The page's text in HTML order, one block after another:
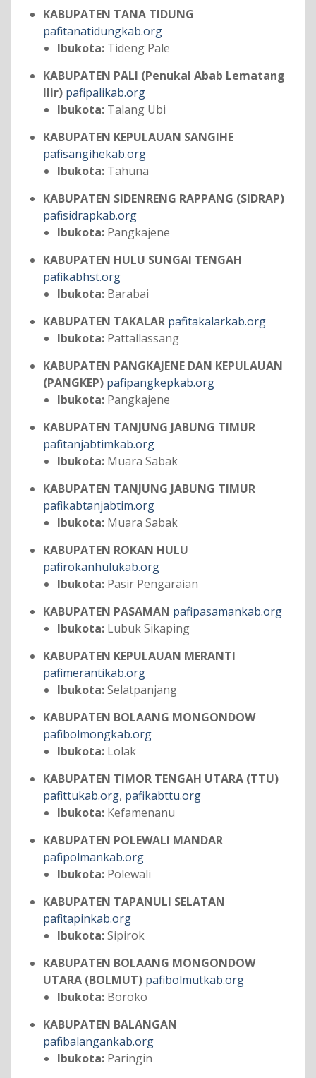
KABUPATEN TANA TIDUNG
pafitanatidungkab.org
Ibukota:Tideng Pale
KABUPATEN PALI (Penukal Abab Lematang
Ilir) pafipalikab.org
Ibukota:Talang Ubi
KABUPATEN KEPULAUAN SANGIHE
pafisangihekab.org
Ibukota:Tahuna
KABUPATEN SIDENRENG RAPPANG (SIDRAP)
pafisidrapkab.org
Ibukota:Pangkajene
KABUPATEN HULU SUNGAI TENGAH
pafikabhst.org
Ibukota:Barabai
KABUPATEN TAKALAR pafitakalarkab.org
Ibukota:Pattallassang
KABUPATEN PANGKAJENE DAN KEPULAUAN
(PANGKEP) pafipangkepkab.org
Ibukota:Pangkajene
KABUPATEN TANJUNG JABUNG TIMUR
pafitanjabtimkab.org
Ibukota:Muara Sabak
KABUPATEN TANJUNG JABUNG TIMUR
pafikabtanjabtim.org
Ibukota:Muara Sabak
KABUPATEN ROKAN HULU
pafirokanhulukab.org
Ibukota:Pasir Pengaraian
KABUPATEN PASAMAN pafipasamankab.org
Ibukota:Lubuk Sikaping
KABUPATEN KEPULAUAN MERANTI
pafimerantikab.org
Ibukota:Selatpanjang
KABUPATEN BOLAANG MONGONDOW
pafibolmongkab.org
Ibukota:Lolak
KABUPATEN TIMOR TENGAH UTARA (TTU)
pafittukab.org, pafikabttu.org
Ibukota:Kefamenanu
KABUPATEN POLEWALI MANDAR
pafipolmankab.org
Ibukota:Polewali
KABUPATEN TAPANULI SELATAN
pafitapinkab.org
Ibukota:Sipirok
KABUPATEN BOLAANG MONGONDOW
UTARA (BOLMUT) pafibolmutkab.org
Ibukota:Boroko
KABUPATEN BALANGAN
pafibalangankab.org
Ibukota:Paringin